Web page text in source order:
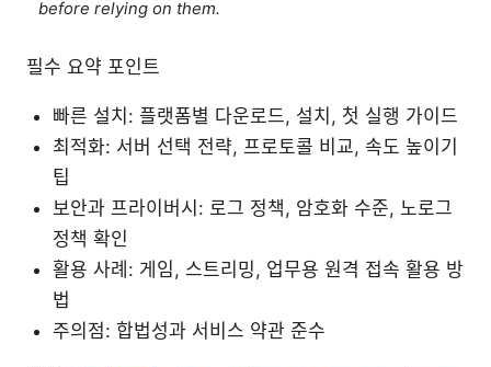
before relying on them.
필수 요약 포인트
빠른 설치: 플랫폼별 다운로드, 설치, 첫 실행 가이드
최적화: 서버 선택 전략, 프로토콜 비교, 속도 높이기
팁
보안과 프라이버시: 로그 정책, 암호화 수준, 노로그
정책 확인
활용 사례: 게임, 스트리밍, 업무용 원격 접속 활용 방
법
주의점: 합법성과 서비스 약관 준수